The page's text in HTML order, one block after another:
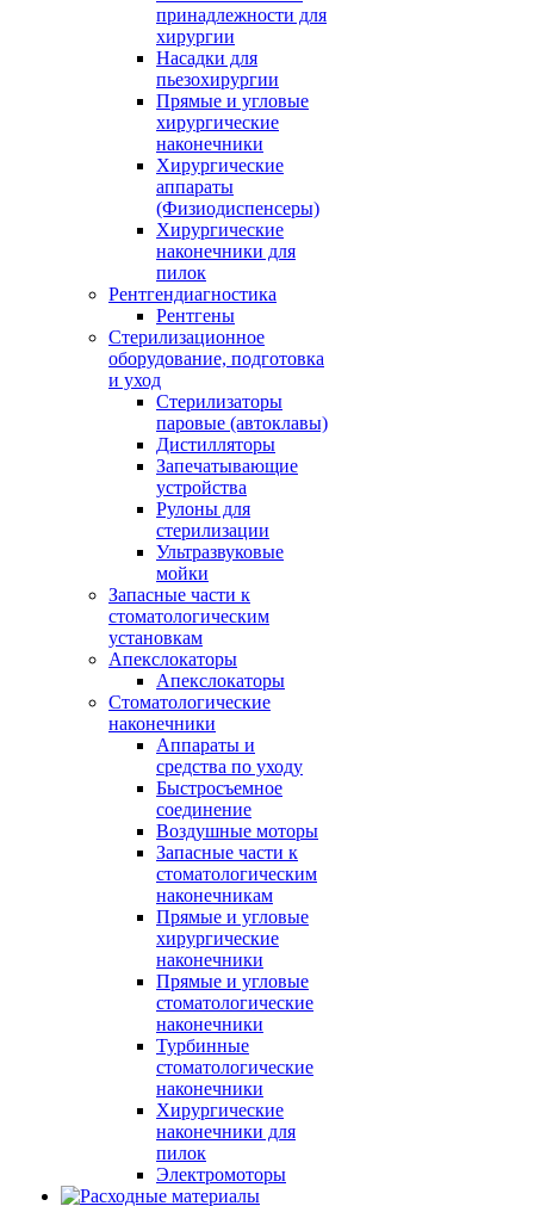
принадлежности для
хирургии
Насадки для
пьезохирургии
Прямые и угловые
хирургические
наконечники
Хирургические
аппараты
(Физиодиспенсеры)
Хирургические
наконечники для
пилок
Рентгендиагностика
Рентгены
Стерилизационное
оборудование, подготовка
и уход
Стерилизаторы
паровые (автоклавы)
Дистилляторы
Запечатывающие
устройства
Рулоны для
стерилизации
Ультразвуковые
мойки
Запасные части к
стоматологическим
установкам
Апекслокаторы
Апекслокаторы
Стоматологические
наконечники
Аппараты и
средства по уходу
Быстросъемное
соединение
Воздушные моторы
Запасные части к
стоматологическим
наконечникам
Прямые и угловые
хирургические
наконечники
Прямые и угловые
стоматологические
наконечники
Турбинные
стоматологические
наконечники
Хирургические
наконечники для
пилок
Электромоторы